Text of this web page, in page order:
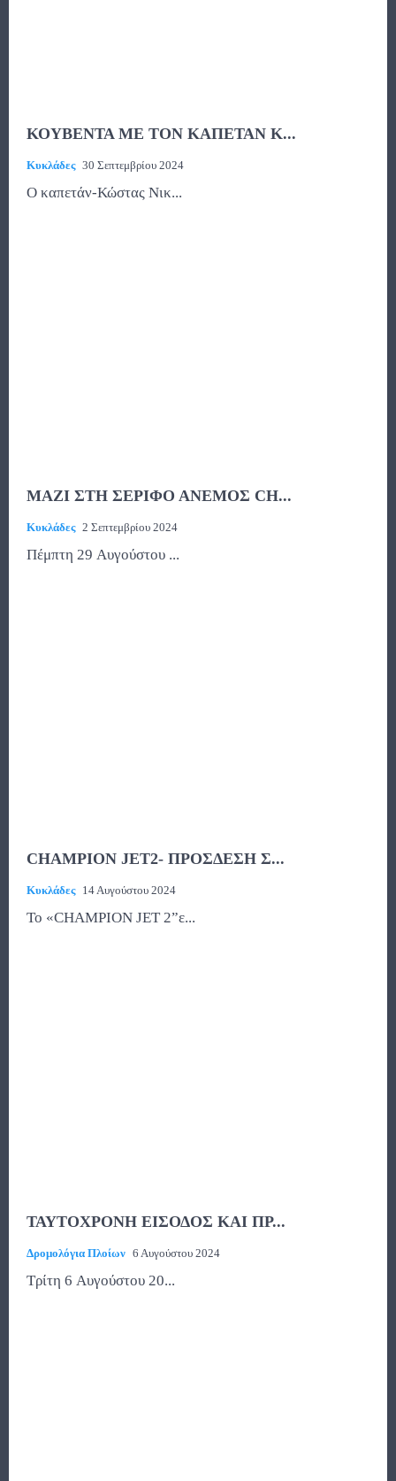
ΚΟΥΒΕΝΤΑ ΜΕ ΤΟΝ ΚΑΠΕΤΑΝ Κ...
Κυκλάδες 30 Σεπτεμβρίου 2024
O καπετάν-Κώστας Νικ...
ΜΑΖΙ ΣΤΗ ΣΕΡΙΦΟ ΑΝΕΜΟΣ CH...
Κυκλάδες 2 Σεπτεμβρίου 2024
Πέμπτη 29 Αυγούστου ...
CHAMPION JET2- ΠΡΟΣΔΕΣΗ Σ...
Κυκλάδες 14 Αυγούστου 2024
Το «CHAMPION JET 2”ε...
ΤΑΥΤΟΧΡΟΝΗ ΕΙΣΟΔΟΣ ΚΑΙ ΠΡ...
Δρομολόγια Πλοίων 6 Αυγούστου 2024
Τρίτη 6 Αυγούστου 20...